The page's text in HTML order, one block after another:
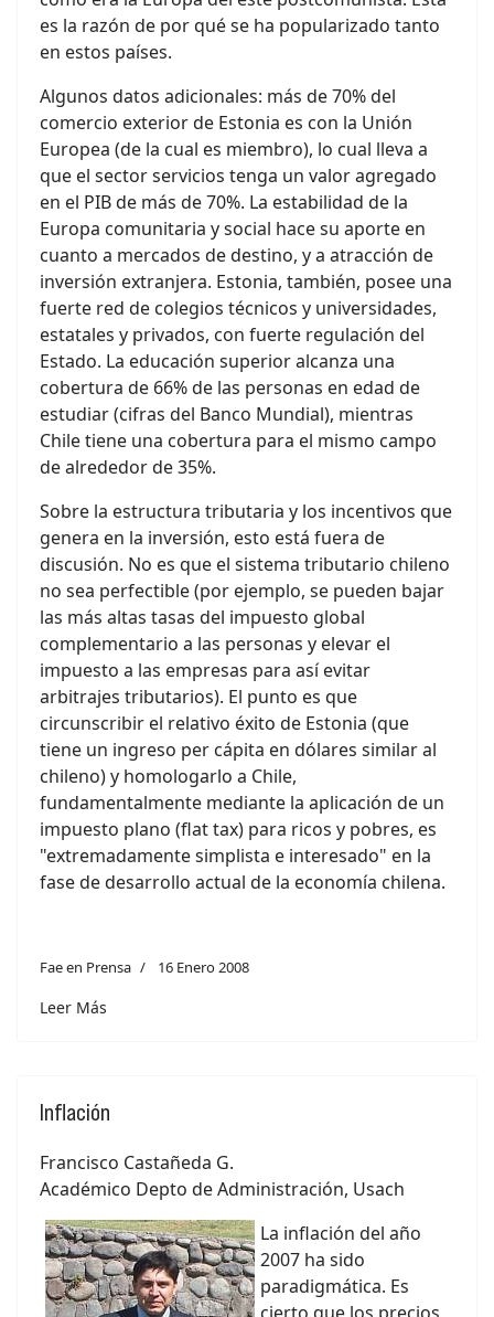
es la razón de por qué se ha popularizado tanto
en estos países.
Algunos datos adicionales: más de 70% del
comercio exterior de Estonia es con la Unión
Europea (de la cual es miembro), lo cual lleva a
que el sector servicios tenga un valor agregado
en el PIB de más de 70%. La estabilidad de la
Europa comunitaria y social hace su aporte en
cuanto a mercados de destino, y a atracción de
inversión extranjera. Estonia, también, posee una
fuerte red de colegios técnicos y universidades,
estatales y privados, con fuerte regulación del
Estado. La educación superior alcanza una
cobertura de 66% de las personas en edad de
estudiar (cifras del Banco Mundial), mientras
Chile tiene una cobertura para el mismo campo
de alrededor de 35%.
Sobre la estructura tributaria y los incentivos que
genera en la inversión, esto está fuera de
discusión. No es que el sistema tributario chileno
no sea perfectible (por ejemplo, se pueden bajar
las más altas tasas del impuesto global
complementario a las personas y elevar el
impuesto a las empresas para así evitar
arbitrajes tributarios). El punto es que
circunscribir el relativo éxito de Estonia (que
tiene un ingreso per cápita en dólares similar al
chileno) y homologarlo a Chile,
fundamentalmente mediante la aplicación de un
impuesto plano (flat tax) para ricos y pobres, es
"extremadamente simplista e interesado" en la
fase de desarrollo actual de la economía chilena.
Fae en Prensa 16 Enero 2008
Leer Más
Inflación
Francisco Castañeda G.
Académico Depto de Administración, Usach
La inflación del año
2007 ha sido
paradigmática. Es